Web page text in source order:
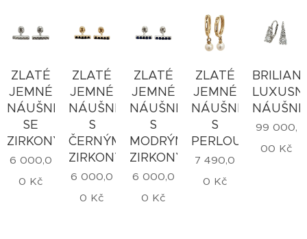
ZLATÉ
JEMNÉ
NÁUŠNICE
SE
ZIRKONY
6 000,0
0 Kč
ZLATÉ
JEMNÉ
NÁUŠNICE
S
ČERNÝMI
ZIRKONY
6 000,0
0 Kč
ZLATÉ
JEMNÉ
NÁUŠNICE
S
MODRÝMI
ZIRKONY
6 000,0
0 Kč
ZLATÉ
JEMNÉ
NÁUŠNICE
S
PERLOU
7 490,0
0 Kč
99 000,
00 Kč